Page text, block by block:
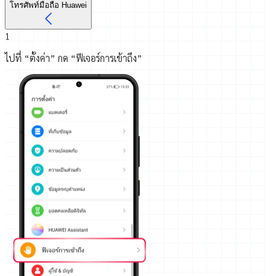
โทรศัพท์มือถือ Huawei
1
ไปที่ “ตั้งค่า” กด “ฟีเจอร์การเข้าถึง”